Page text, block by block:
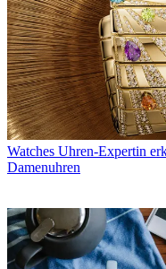
Watches Uhren-Expertin
Damenuhren